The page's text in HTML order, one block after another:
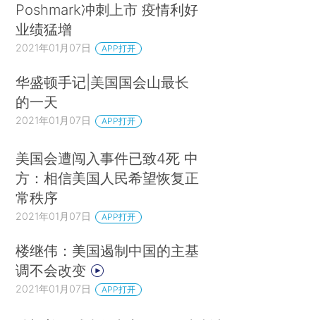
Poshmark冲刺上市 疫情利好
业绩猛增
2021年01月07日 APP打开
华盛顿手记|美国国会山最长
的一天
2021年01月07日 APP打开
美国会遭闯入事件已致4死 中
方：相信美国人民希望恢复正
常秩序
2021年01月07日 APP打开
楼继伟：美国遏制中国的主基
调不会改变
2021年01月07日 APP打开